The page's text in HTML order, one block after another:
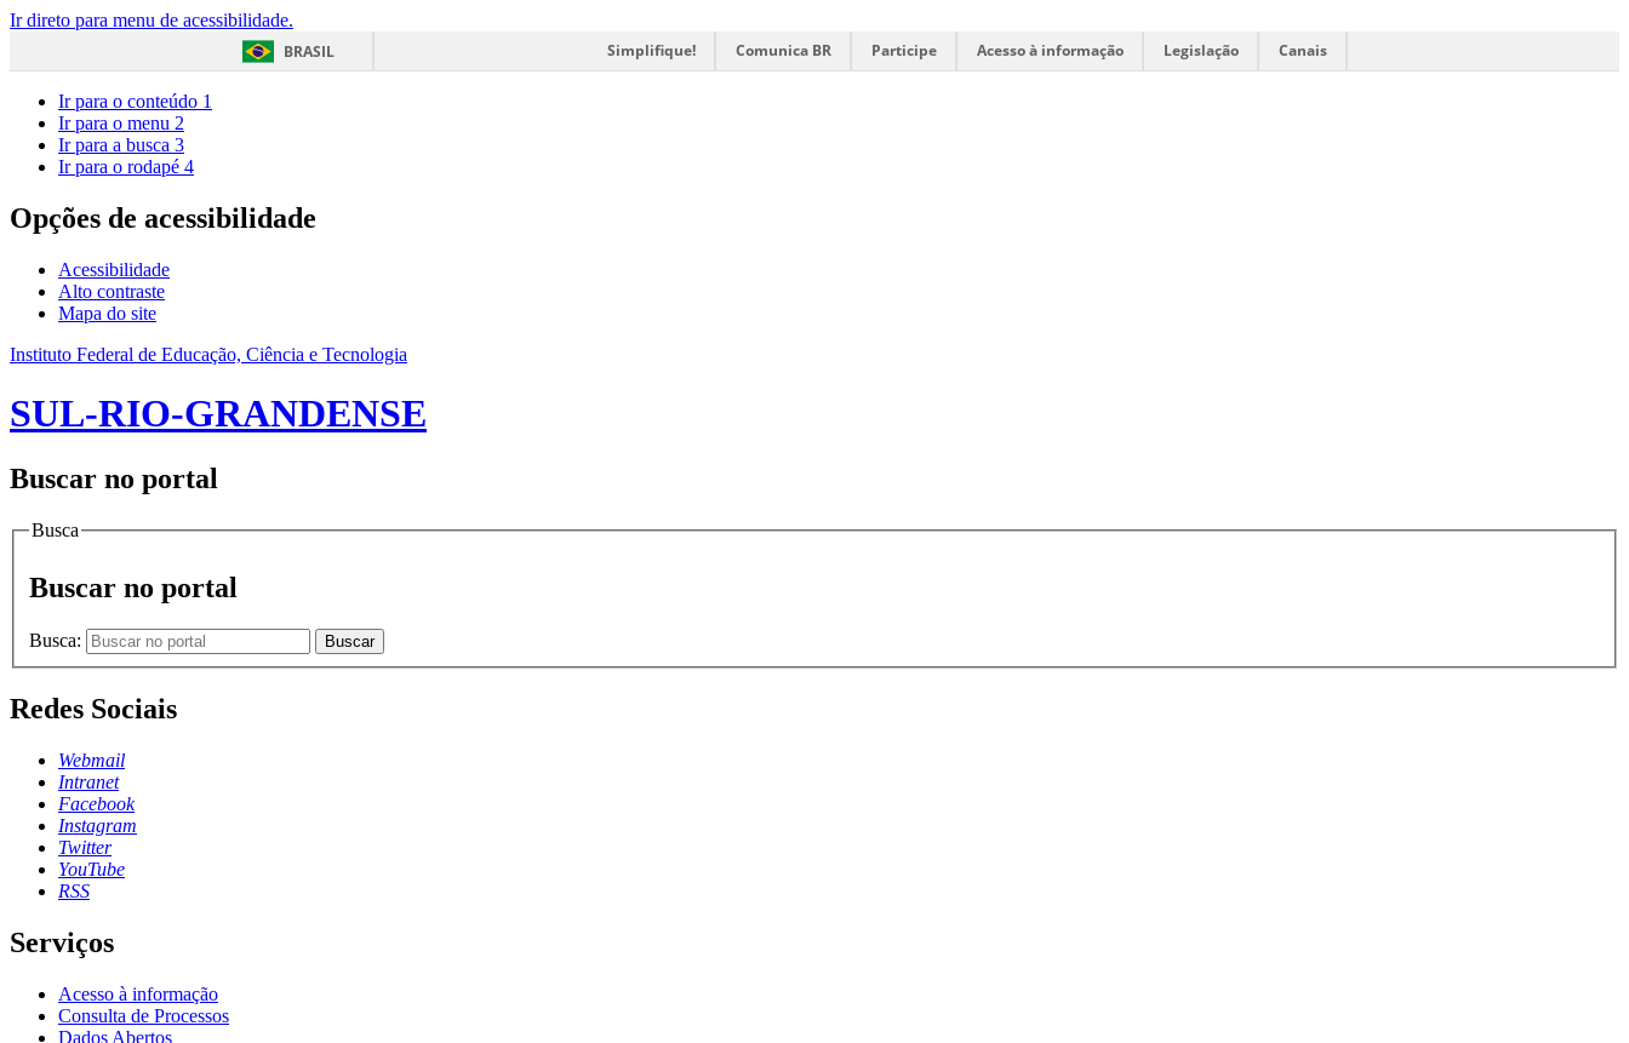
Ir direto para menu de acessibilidade.
BRASIL
Simplifique! Comunica BR Participe Acesso à informação Legislação Canais
Ir para o conteúdo 1
Ir para o menu 2
Ir para a busca 3
Ir para o rodapé 4
Opções de acessibilidade
Acessibilidade
Alto contraste
Mapa do site
Instituto Federal de Educação, Ciência e Tecnologia
SUL-RIO-GRANDENSE
Buscar no portal
Busca
Buscar no portal
Busca: Buscar
Redes Sociais
Webmail
Intranet
Facebook
Instagram
Twitter
YouTube
RSS
Serviços
Acesso à informação
Consulta de Processos
Dados Abertos